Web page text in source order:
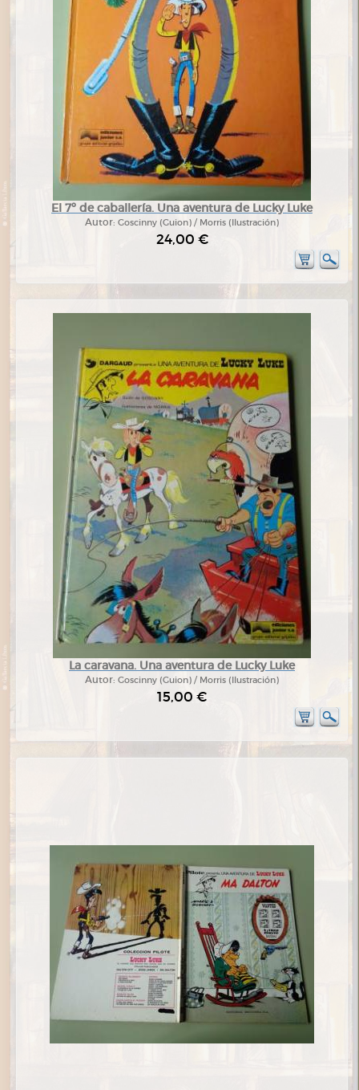
El 7º de caballería. Una aventura de Lucky Luke
Autor: Goscinny (Guion) / Morris (Ilustración)
24,00 €
La caravana. Una aventura de Lucky Luke
Autor: Goscinny (Guion) / Morris (Ilustración)
15,00 €